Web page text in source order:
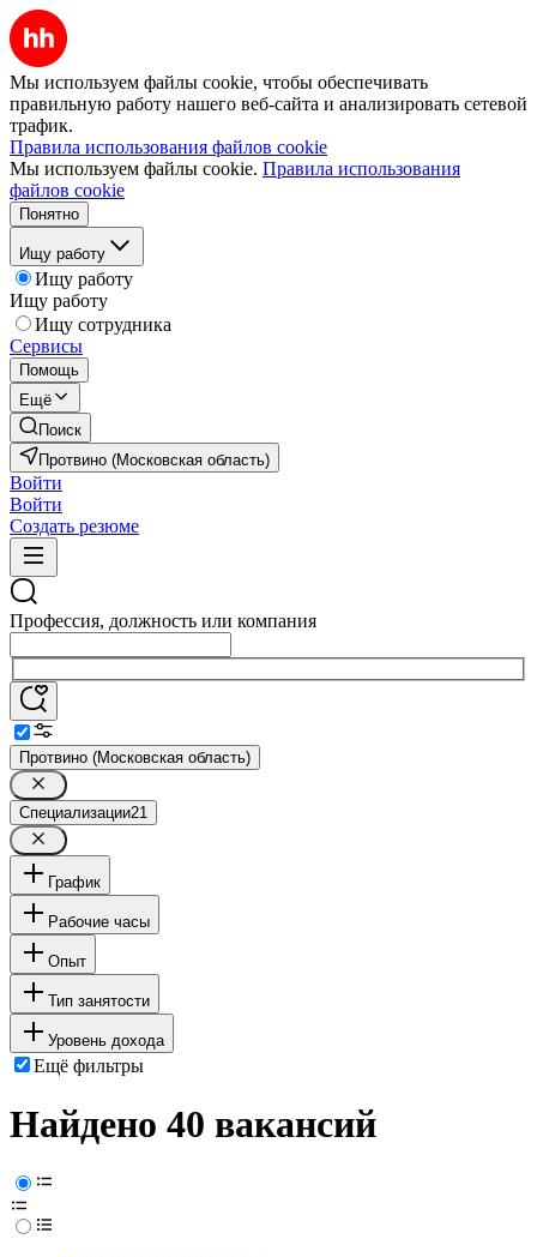
Мы используем файлы cookie, чтобы обеспечивать
правильную работу нашего веб-сайта и анализировать сетевой
трафик.
Правила использования файлов cookie
Мы используем файлы cookie. Правила использования
файлов cookie
Понятно
Ищу работу
Ищу работу
Ищу работу
Ищу сотрудника
Сервисы
Помощь
Ещё
Поиск
Протвино (Московская область)
Войти
Войти
Создать резюме
Профессия, должность или компания
Протвино (Московская область)
Специализации21
График
Рабочие часы
Опыт
Тип занятости
Уровень дохода
Ещё фильтры
Найдено 40 вакансий